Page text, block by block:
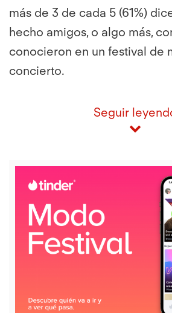
más de 3 de cada 5 (61%)
hecho amigos, o algo más,
conocieron en un festival de
concierto.
Seguir